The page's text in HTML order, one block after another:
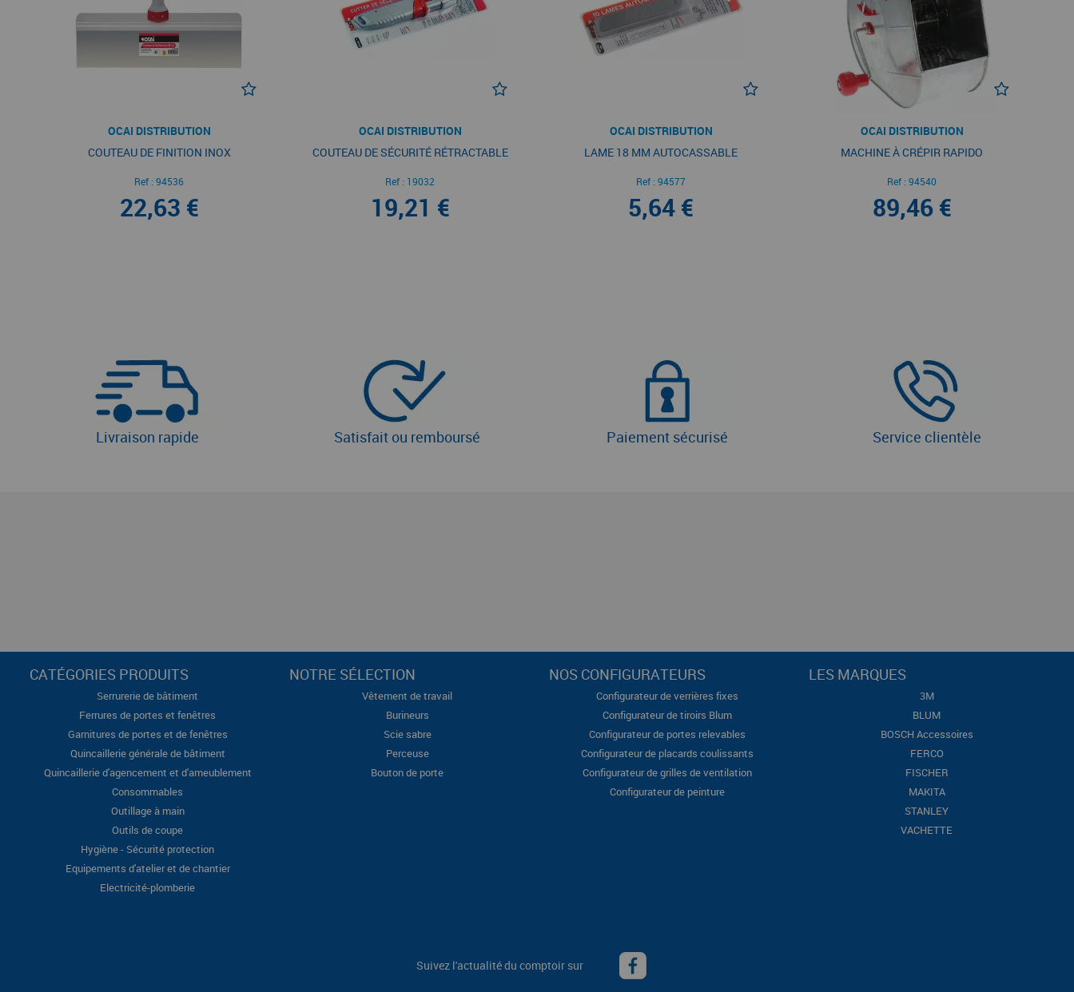
OCAI DISTRIBUTION
COUTEAU DE FINITION INOX
Ref : 94536
22,63 €
OCAI DISTRIBUTION
COUTEAU DE SÉCURITÉ RÉTRACTABLE
Ref : 19032
19,21 €
OCAI DISTRIBUTION
LAME 18 MM AUTOCASSABLE
Ref : 94577
5,64 €
OCAI DISTRIBUTION
MACHINE À CRÉPIR RAPIDO
Ref : 94540
89,46 €
Livraison rapide Satisfait ou remboursé Paiement sécurisé Service clientèle
CATÉGORIES PRODUITS
Serrurerie de bâtiment
Ferrures de portes et fenêtres
Garnitures de portes et de fenêtres
Quincaillerie générale de bâtiment
Quincaillerie d'agencement et d'ameublement
Consommables
Outillage à main
Outils de coupe
Hygiène - Sécurité protection
Equipements d'atelier et de chantier
Electricité-plomberie
NOTRE SÉLECTION
Vêtement de travail
Burineurs
Scie sabre
Perceuse
Bouton de porte
NOS CONFIGURATEURS
Configurateur de verrières fixes
Configurateur de tiroirs Blum
Configurateur de portes relevables
Configurateur de placards coulissants
Configurateur de grilles de ventilation
Configurateur de peinture
LES MARQUES
3M
BLUM
BOSCH Accessoires
FERCO
FISCHER
MAKITA
STANLEY
VACHETTE
Suivez l'actualité du comptoir sur